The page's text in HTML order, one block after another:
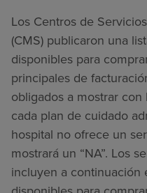
Los Centros de
(CMS) publicaron una
disponibles para
principales de
obligados a mostrar
cada plan de cuidado
hospital no ofrece un
mostrará un “NA”. Los
incluyen a continuación